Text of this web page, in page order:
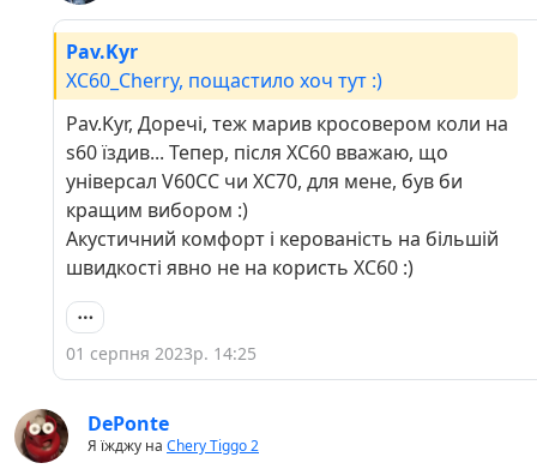
Pav.Kyr
XC60_Cherry, пощастило хоч тут :)
Pav.Kyr, Доречі, теж марив кросовером коли на
s60 їздив... Тепер, після XC60 вважаю, що
універсал V60CC чи XC70, для мене, був би
кращим вибором :)
Акустичний комфорт і керованість на більшій
швидкості явно не на користь XC60 :)
01 серпня 2023р. 14:25
DePonte
Я їжджу на Chery Tiggo 2